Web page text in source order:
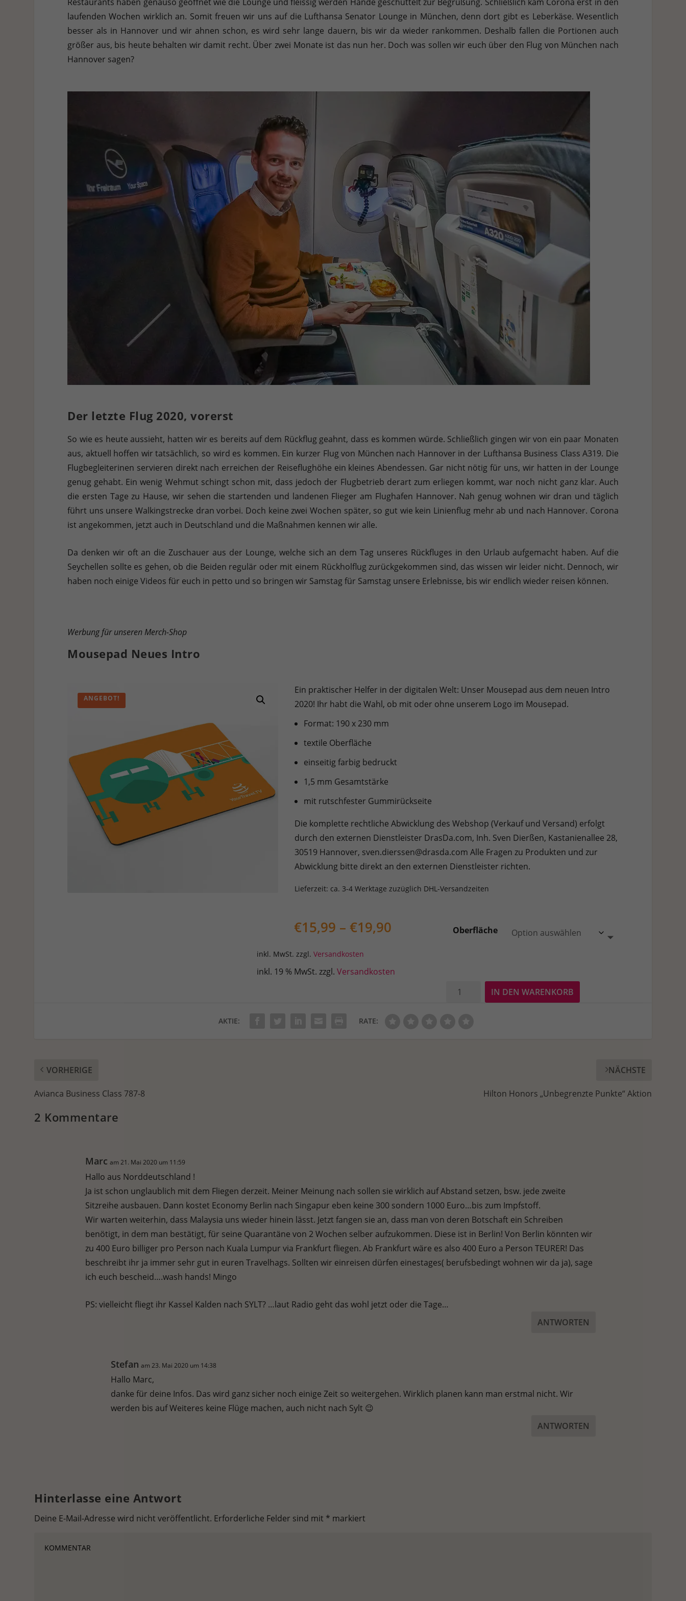
laufenden Wochen wirklich an. Somit freuen wir uns auf die Lufthansa Senator Lounge in München, denn dort gibt es Leberkäse. Wesentlich
besser als in Hannover und wir ahnen schon, es wird sehr lange dauern, bis wir da wieder rankommen. Deshalb fallen die Portionen auch
größer aus, bis heute behalten wir damit recht. Über zwei Monate ist das nun her. Doch was sollen wir euch über den Flug von München nach
Hannover sagen?
Der letzte Flug 2020, vorerst
So wie es heute aussieht, hatten wir es bereits auf dem Rückflug geahnt, dass es kommen würde. Schließlich gingen wir von ein paar Monaten
aus, aktuell hoffen wir tatsächlich, so wird es kommen. Ein kurzer Flug von München nach Hannover in der Lufthansa Business Class A319. Die
Flugbegleiterinen servieren direkt nach erreichen der Reiseflughöhe ein kleines Abendessen. Gar nicht nötig für uns, wir hatten in der Lounge
genug gehabt. Ein wenig Wehmut schingt schon mit, dass jedoch der Flugbetrieb derart zum erliegen kommt, war noch nicht ganz klar. Auch
die ersten Tage zu Hause, wir sehen die startenden und landenen Flieger am Flughafen Hannover. Nah genug wohnen wir dran und täglich
führt uns unsere Walkingstrecke dran vorbei. Doch keine zwei Wochen später, so gut wie kein Linienflug mehr ab und nach Hannover. Corona
ist angekommen, jetzt auch in Deutschland und die Maßnahmen kennen wir alle.
Da denken wir oft an die Zuschauer aus der Lounge, welche sich an dem Tag unseres Rückfluges in den Urlaub aufgemacht haben. Auf die
Seychellen sollte es gehen, ob die Beiden regulär oder mit einem Rückholflug zurückgekommen sind, das wissen wir leider nicht. Dennoch, wir
haben noch einige Videos für euch in petto und so bringen wir Samstag für Samstag unsere Erlebnisse, bis wir endlich wieder reisen können.
Werbung für unseren Merch-Shop
Mousepad Neues Intro
ANGEBOT!
Ein praktischer Helfer in der digitalen Welt: Unser Mousepad aus dem neuen Intro
2020! Ihr habt die Wahl, ob mit oder ohne unserem Logo im Mousepad.
Format: 190 x 230 mm
textile Oberfläche
einseitig farbig bedruckt
1,5 mm Gesamtstärke
mit rutschfester Gummirückseite
Die komplette rechtliche Abwicklung des Webshop (Verkauf und Versand) erfolgt
durch den externen Dienstleister DrasDa.com, Inh. Sven Dierßen, Kastanienallee 28,
30519 Hannover, sven.dierssen@drasda.com Alle Fragen zu Produkten und zur
Abwicklung bitte direkt an den externen Dienstleister richten.
Lieferzeit: ca. 3-4 Werktage zuzüglich DHL-Versandzeiten
€15,99 – €19,90
inkl. MwSt. zzgl. Versandkosten
inkl. 19 % MwSt. zzgl. Versandkosten
Oberfläche
Mousepad
IN DEN WARENKORB
AKTIE: RATE:
VORHERIGE
Avianca Business Class 787-8
NÄCHSTE
Hilton Honors „Unbegrenzte Punkte“ Aktion
2 Kommentare
Marc am 21. Mai 2020 um 11:59
Hallo aus Norddeutschland !
Ja ist schon unglaublich mit dem Fliegen derzeit. Meiner Meinung nach sollen sie wirklich auf Abstand setzen, bsw. jede zweite
Sitzreihe ausbauen. Dann kostet Economy Berlin nach Singapur eben keine 300 sondern 1000 Euro…bis zum Impfstoff.
Wir warten weiterhin, dass Malaysia uns wieder hinein lässt. Jetzt fangen sie an, dass man von deren Botschaft ein Schreiben
benötigt, in dem man bestätigt, für seine Quarantäne von 2 Wochen selber aufzukommen. Diese ist in Berlin! Von Berlin könnten wir
zu 400 Euro billiger pro Person nach Kuala Lumpur via Frankfurt fliegen. Ab Frankfurt wäre es also 400 Euro a Person TEURER! Das
beschreibt ihr ja immer sehr gut in euren Travelhags. Sollten wir einreisen dürfen einestages( berufsbedingt wohnen wir da ja), sage
ich euch bescheid….wash hands! Mingo
PS: vielleicht fliegt ihr Kassel Kalden nach SYLT? …laut Radio geht das wohl jetzt oder die Tage…
ANTWORTEN
Stefan am 23. Mai 2020 um 14:38
Hallo Marc,
danke für deine Infos. Das wird ganz sicher noch einige Zeit so weitergehen. Wirklich planen kann man erstmal nicht. Wir
werden bis auf Weiteres keine Flüge machen, auch nicht nach Sylt 😉
ANTWORTEN
Hinterlasse eine Antwort
Deine E-Mail-Adresse wird nicht veröffentlicht. Erforderliche Felder sind mit * markiert
Hier finden Sie eine Übersicht über alle verwendeten Cookies. Sie können Ihre Einwilligung zu ganzen Kategorien geben oder sich weitere Informationen anzeigen lassen und so nur bestimmte
Cookies auswählen.
Alle akzeptieren Speichern Ablehnen
Datenschutzeinstellungen
Statistik Cookies erfassen Informationen anonym. Diese Informationen helfen uns zu verstehen, wie unsere Besucher unsere Website nutzen.
Cookie-Informationen anzeigen
Inhalte von Videoplattformen und Social-Media-Plattformen werden standardmäßig blockiert. Wenn Cookies von externen Medien akzeptiert werden, bedarf der Zugriff auf diese Inhalte keiner manuellen Einwilligung mehr.
Cookie-Informationen anzeigen
Datenschutzerklärung